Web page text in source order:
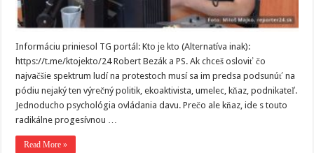
Informáciu priniesol TG portál: Kto je kto (Alternatíva inak):
https://t.me/ktojekto/24 Robert Bezák a PS. Ak chceš osloviť čo
najvačšie spektrum ludí na protestoch musí sa im predsa podsunúť na
pódiu nejaký ten výrečný politik, ekoaktivista, umelec, kňaz, podnikateľ.
Jednoducho psychológia ovládania davu. Prečo ale kňaz, ide s touto
radikálne progesívnou …
Read More »